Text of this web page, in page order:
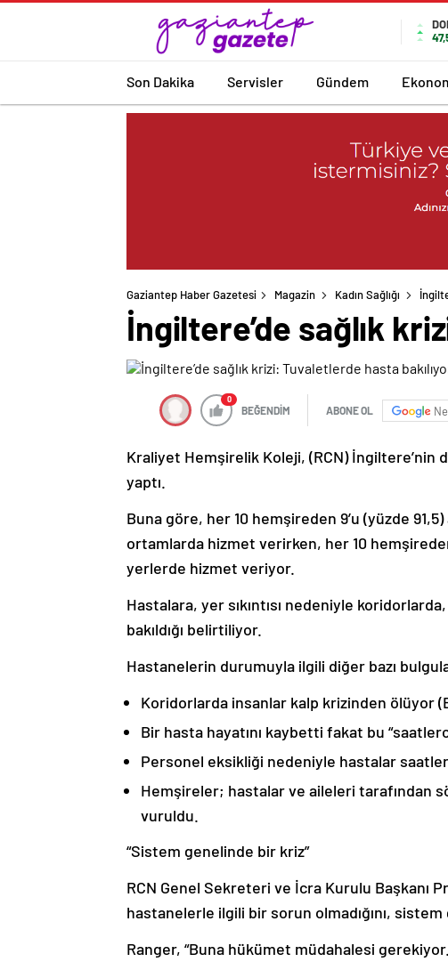
Son Dakika Servisler Gündem
Gaziantep Haber Gazetesi Magazin Kadın Sağlığı
İngiltere’de sağlık
0
BEĞENDİM ABONE OL
Kraliyet Hemşirelik Koleji, (RCN) İngiltere’nin
yaptı.
Buna göre, her 10 hemşireden 9’u (yüzde
ortamlarda hizmet verirken, her 10
yerlerde hizmet veriyor.
Hastalara, yer sıkıntısı nedeniyle
bakıldığı belirtiliyor.
Hastanelerin durumuyla ilgili diğer bazı
Koridorlarda insanlar kalp krizinden ölüyor
Bir hasta hayatını kaybetti fakat bu
Personel eksikliği nedeniyle hastalar
Hemşireler; hastalar ve aileleri tarafından
vuruldu.
“Sistem genelinde bir kriz”
RCN Genel Sekreteri ve İcra Kurulu Başkanı
hastanelerle ilgili bir sorun olmadığını,
Ranger, “Buna hükümet müdahalesi